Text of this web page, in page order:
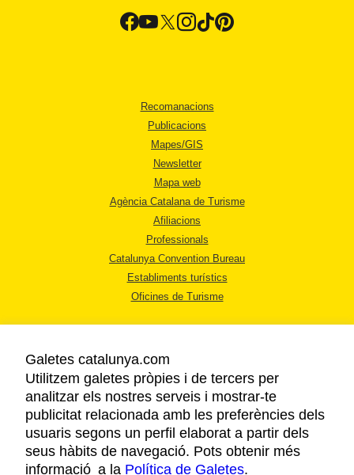
Recomanacions
Publicacions
Mapes/GIS
Newsletter
Mapa web
Agència Catalana de Turisme
Afiliacions
Professionals
Catalunya Convention Bureau
Establiments turístics
Oficines de Turisme
AVÍS LEGAL
POLÍTICA DE PRIVACITAT
COOKIES
ACCESSIBILITAT
Galetes catalunya.com
Utilitzem galetes pròpies i de tercers per
analitzar els nostres serveis i mostrar-te
publicitat relacionada amb les preferències dels
usuaris segons un perfil elaborat a partir dels
seus hàbits de navegació. Pots obtenir més
informació a la Política de Galetes.